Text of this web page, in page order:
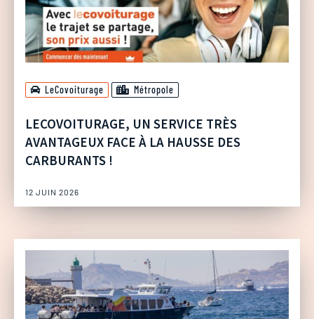
LeCovoiturage Métropole
LECOVOITURAGE, UN SERVICE TRÈS
AVANTAGEUX FACE À LA HAUSSE DES
CARBURANTS !
12 JUIN 2026